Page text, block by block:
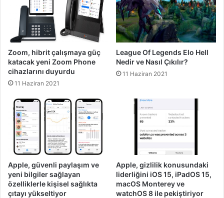
Zoom, hibrit çalışmaya güç
katacak yeni Zoom Phone
cihazlarını duyurdu
11 Haziran 2021
League Of Legends Elo Hell
Nedir ve Nasıl Çıkılır?
11 Haziran 2021
Apple, güvenli paylaşım ve
yeni bilgiler sağlayan
özelliklerle kişisel sağlıkta
çıtayı yükseltiyor
Apple, gizlilik konusundaki
liderliğini iOS 15, iPadOS 15,
macOS Monterey ve
watchOS 8 ile pekiştiriyor